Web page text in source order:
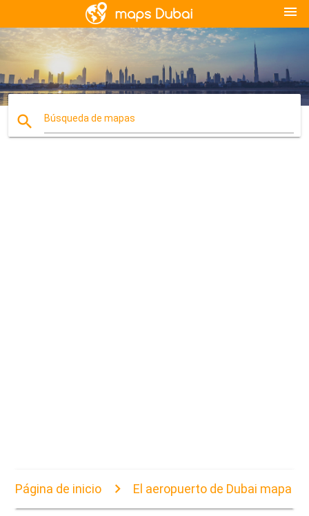
menu
search Búsqueda de mapas
Página de inicio El aeropuerto de Dubai mapa